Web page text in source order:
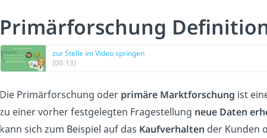
Primärforschung
zur Stelle im Video springen
(00:13)
Die Primärforschung oder primäre Marktforschung ist
zu einer vorher festgelegten Fragestellung neue Daten
kann sich zum Beispiel auf das Kaufverhalten der Kunden